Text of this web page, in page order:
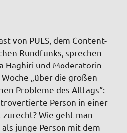
von PULS, dem Content-
Rundfunks, sprechen
Haghiri und Moderatorin
„über die großen
Probleme des Alltags“:
Person in einer
Wie geht man
junge Person mit dem